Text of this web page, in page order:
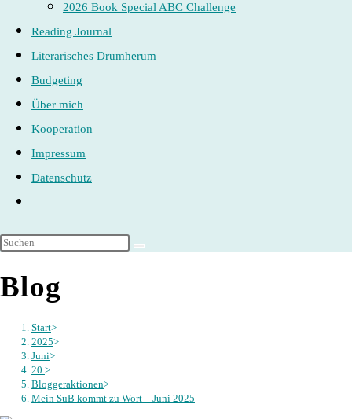
2026 Book Special ABC Challenge
Reading Journal
Literarisches Drumherum
Budgeting
Über mich
Kooperation
Impressum
Datenschutz
umschalten
Blog
Start>
2025>
Juni>
20. >
Bloggeraktionen>
Mein SuB kommt zu Wort – Juni 2025